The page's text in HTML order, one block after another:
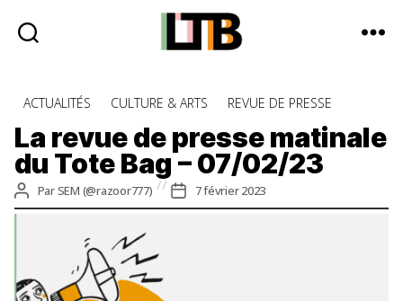
Bag
-
Média
d'information
quotidienne
Catégories
ACTUALITÉS CULTURE & ARTS REVUE DE PRESSE
La revue de presse matinale
du Tote Bag – 07/02/23
Auteur
de
ParSEM (@razoor777)
Date
de
7 février 2023